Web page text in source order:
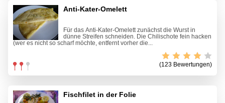
Anti-Kater-Omelett
Für das Anti-Kater-Omelett zunächst die Wurst in
dünne Streifen schneiden. Die Chilischote fein hacken
(wer es nicht so scharf möchte, entfernt vorher die...
(123 Bewertungen)
Fischfilet in der Folie